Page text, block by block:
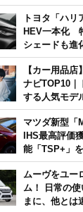
動体験
トヨタ「ハリ
HEV一本化
シェードも進
【カー用品
ナビTOP10｜
する人気モデ
月版】
マツダ新型「
IHS最高評
能「TSP+」
ムーヴをユー
ム！ 日常の使
まに、他とは